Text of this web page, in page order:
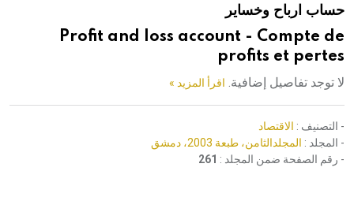
هيئة الموسوعة العربية تطلق موسوعات جديدة في عام 2026
حساب ارباح وخساير
Profit and loss account - Compte de
profits et pertes
لا توجد تفاصيل إضافية. اقرأ المزيد »
- التصنيف : الاقتصاد
- المجلد : المجلدالثامن، طبعة 2003، دمشق
- رقم الصفحة ضمن المجلد : 261